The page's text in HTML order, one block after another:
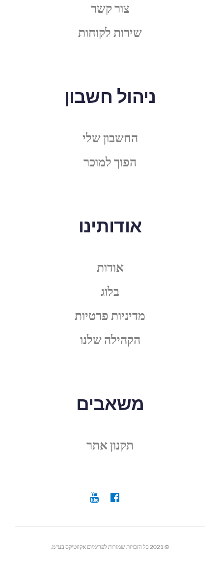
צור קשר
שירות לקוחות
ניהול חשבון
החשבון שלי
הפוך למוכר
אודותינו
אודות
בלוג
מדיניות פרטיות
הקהילה שלנו
משאבים
תקנון אתר
© 2021 כל הזכויות שמורות לפרימיום אקווטיקס בע"מ.